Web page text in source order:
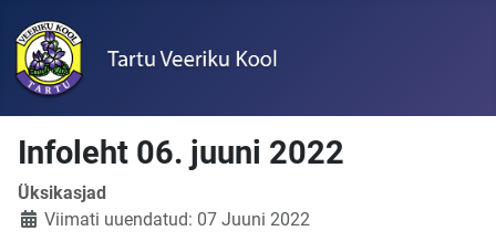
Infoleht 06. juuni 2022
Üksikasjad
Viimati uuendatud: 07 Juuni 2022